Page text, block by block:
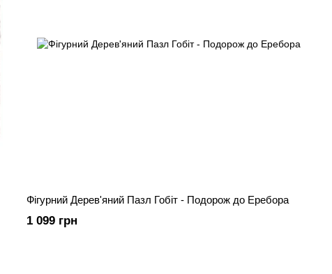
Фігурний Дерев'яний Пазл Гобіт - Подорож до Еребора
1 099 грн